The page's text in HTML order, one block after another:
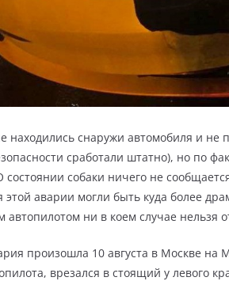
находились снаружи автомобиля и не
сработали штатно), но по
собаки ничего не
этой аварии могли быть куда более
ни в коем случае нельзя
произошла 10 августа в Москве
врезался в стоящий у левого